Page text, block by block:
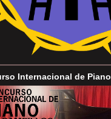
Internacional de Piano